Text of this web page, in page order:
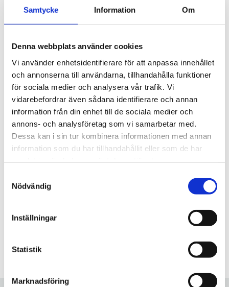
Samtycke Information Om
Denna webbplats använder cookies
Vi använder enhetsidentifierare för att anpassa innehållet
och annonserna till användarna, tillhandahålla funktioner
för sociala medier och analysera vår trafik. Vi
vidarebefordrar även sådana identifierare och annan
information från din enhet till de sociala medier och
annons- och analysföretag som vi samarbetar med.
Dessa kan i sin tur kombinera informationen med annan
information som du har tillhandahållit eller som de har
Nödvändig
Inställningar
Statistik
Marknadsföring
körning och enkel
5 690kr